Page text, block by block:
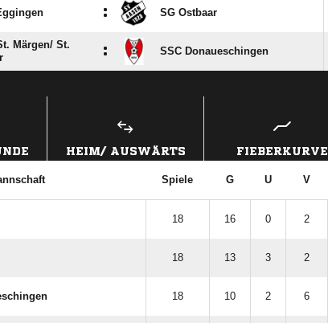
: SG Ostbaar
Märgen/​ St.
: SSC Donaueschingen
HEIM/ AUSWÄRTS FIEBERKURVE
Spiele G U V
18 16 0 2
18 13 3 2
18 10 2 6